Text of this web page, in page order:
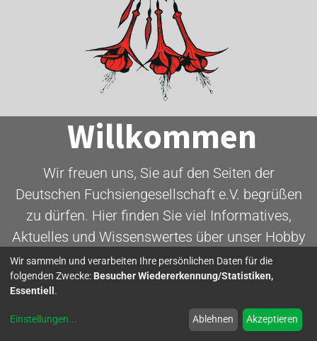
Willkommen
Wir freuen uns, Sie auf den Seiten der
Deutschen Fuchsiengesellschaft e.V. begrüßen
zu dürfen. Hier finden Sie viel Informatives,
Aktuelles und Wissenswertes über unser Hobby
- die Fuchsie.
Wir sammeln und verarbeiten Ihre persönlichen Daten für die
folgenden Zwecke: Besucher Wiedererkennung/Statistiken,
Essentiell .
Einstellungen... Ablehnen Akzeptieren